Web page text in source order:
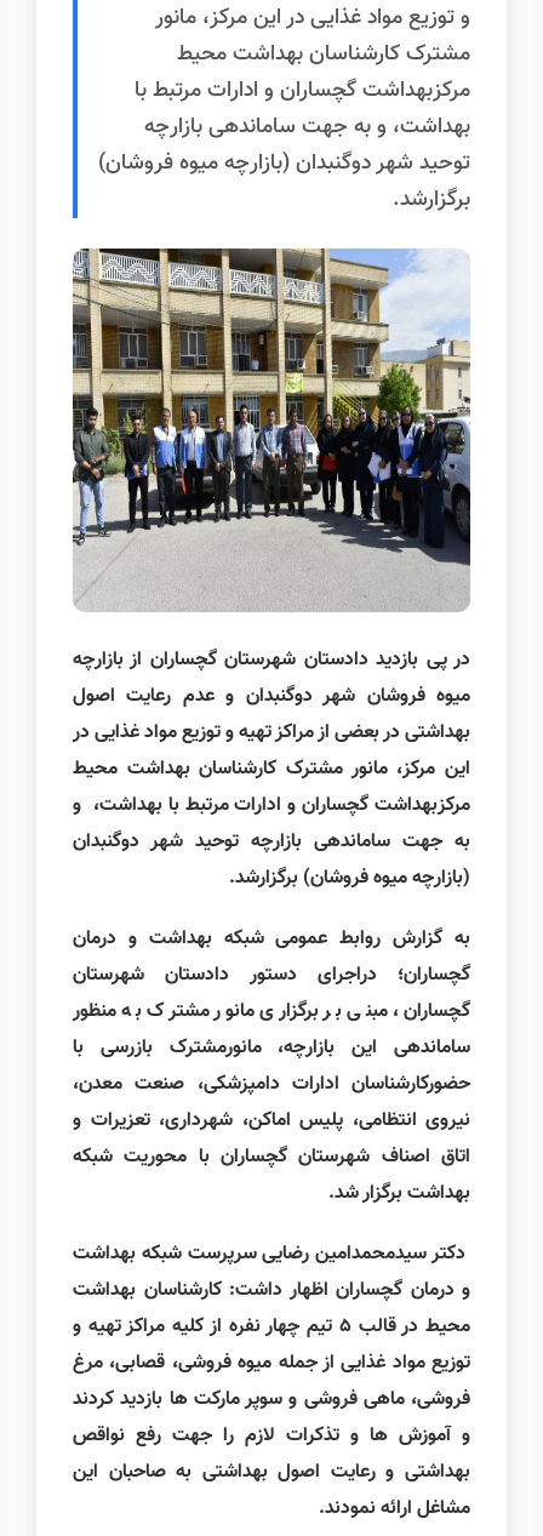
و توزیع مواد غذایی در این مرکز، مانور
مشترک کارشناسان بهداشت محیط
مرکزبهداشت گچساران و ادارات مرتبط با
بهداشت، و به جهت ساماندهی بازارچه
توحید شهر دوگنبدان (بازارچه میوه فروشان)
برگزارشد.
در پی بازدید دادستان شهرستان گچساران از بازارچه
میوه فروشان شهر دوگنبدان و عدم رعایت اصول
بهداشتی در بعضی از مراکز تهیه و توزیع مواد غذایی در
این مرکز، مانور مشترک کارشناسان بهداشت محیط
مرکزبهداشت گچساران و ادارات مرتبط با بهداشت، و
به جهت ساماندهی بازارچه توحید شهر دوگنبدان
(بازارچه میوه فروشان) برگزارشد.
به گزارش روابط عمومی شبکه بهداشت و درمان
گچساران؛ دراجرای دستور دادستان شهرستان
گچساران، مبنی بر برگزاری مانور مشترک به منظور
ساماندهی این بازارچه، مانورمشترک بازرسی با
حضورکارشناسان ادارات دامپزشکی، صنعت معدن،
نیروی انتظامی، پلیس اماکن، شهرداری، تعزیرات و
اتاق اصناف شهرستان گچساران با محوریت شبکه
بهداشت برگزار شد.
دکتر سیدمحمدامین رضایی سرپرست شبکه بهداشت
و درمان گچساران اظهار داشت: کارشناسان بهداشت
محیط در قالب 5 تیم چهار نفره از کلیه مراکز تهیه و
توزیع مواد غذایی از جمله میوه فروشی، قصابی، مرغ
فروشی، ماهی فروشی و سوپر مارکت ها بازدید کردند
و آموزش ها و تذکرات لازم را جهت رفع نواقص
بهداشتی و رعایت اصول بهداشتی به صاحبان این
مشاغل ارائه نمودند.